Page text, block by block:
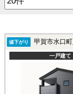
値下がり 甲賀市水口
一戸建て